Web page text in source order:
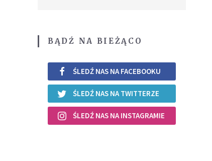
BĄDŹ NA BIEŻĄCO
ŚLEDŹ NAS NA FACEBOOKU
ŚLEDŹ NAS NA TWITTERZE
ŚLEDŹ NAS NA INSTAGRAMIE